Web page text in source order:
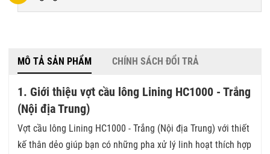
MÔ TẢ SẢN PHẨM CHÍNH SÁCH ĐỔI TRẢ
1. Giới thiệu vợt cầu lông Lining HC1000 - Trắng
(Nội địa Trung)
Vợt cầu lông Lining HC1000 - Trắng (Nội địa Trung) với thiết
kế thân dẻo giúp bạn có những pha xử lý linh hoạt thích hợp